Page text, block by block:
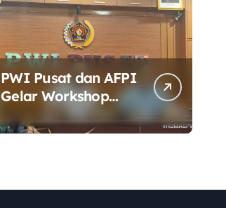
PWI Pusat dan AFPI
Gelar Workshop
Jurnalistik, Perkuat
Literasi Keuangan